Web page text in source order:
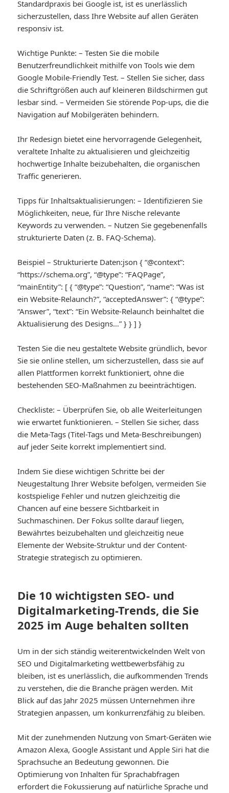
Standardpraxis bei Google ist, ist es unerlässlich
sicherzustellen, dass Ihre Website auf allen Geräten
responsiv ist.
Wichtige Punkte: – Testen Sie die mobile
Benutzerfreundlichkeit mithilfe von Tools wie dem
Google Mobile-Friendly Test. – Stellen Sie sicher, dass
die Schriftgrößen auch auf kleineren Bildschirmen gut
lesbar sind. – Vermeiden Sie störende Pop-ups, die die
Navigation auf Mobilgeräten behindern.
Ihr Redesign bietet eine hervorragende Gelegenheit,
veraltete Inhalte zu aktualisieren und gleichzeitig
hochwertige Inhalte beizubehalten, die organischen
Traffic generieren.
Tipps für Inhaltsaktualisierungen: – Identifizieren Sie
Möglichkeiten, neue, für Ihre Nische relevante
Keywords zu verwenden. – Nutzen Sie gegebenenfalls
strukturierte Daten (z. B. FAQ-Schema).
Beispiel – Strukturierte Daten:json { “@context”:
“https://schema.org”, “@type”: “FAQPage”,
“mainEntity”: [ { “@type”: “Question”, “name”: “Was ist
ein Website-Relaunch?”, “acceptedAnswer”: { “@type”:
“Answer”, “text”: “Ein Website-Relaunch beinhaltet die
Aktualisierung des Designs…” } } ] }
Testen Sie die neu gestaltete Website gründlich, bevor
Sie sie online stellen, um sicherzustellen, dass sie auf
allen Plattformen korrekt funktioniert, ohne die
bestehenden SEO-Maßnahmen zu beeinträchtigen.
Checkliste: – Überprüfen Sie, ob alle Weiterleitungen
wie erwartet funktionieren. – Stellen Sie sicher, dass
die Meta-Tags (Titel-Tags und Meta-Beschreibungen)
auf jeder Seite korrekt implementiert sind.
Indem Sie diese wichtigen Schritte bei der
Neugestaltung Ihrer Website befolgen, vermeiden Sie
kostspielige Fehler und nutzen gleichzeitig die
Chancen auf eine bessere Sichtbarkeit in
Suchmaschinen. Der Fokus sollte darauf liegen,
Bewährtes beizubehalten und gleichzeitig neue
Elemente der Website-Struktur und der Content-
Strategie strategisch zu optimieren.
Die 10 wichtigsten SEO- und
Digitalmarketing-Trends, die Sie
2025 im Auge behalten sollten
Um in der sich ständig weiterentwickelnden Welt von
SEO und Digitalmarketing wettbewerbsfähig zu
bleiben, ist es unerlässlich, die aufkommenden Trends
zu verstehen, die die Branche prägen werden. Mit
Blick auf das Jahr 2025 müssen Unternehmen ihre
Strategien anpassen, um konkurrenzfähig zu bleiben.
Mit der zunehmenden Nutzung von Smart-Geräten wie
Amazon Alexa, Google Assistant und Apple Siri hat die
Sprachsuche an Bedeutung gewonnen. Die
Optimierung von Inhalten für Sprachabfragen
erfordert die Fokussierung auf natürliche Sprache und